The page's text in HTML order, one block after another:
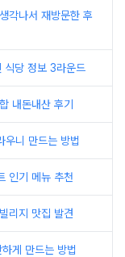
각나서 재방문한 후
식당 정보 3라운드
내돈내산 후기
우니 만드는 방법
인기 메뉴 추천
리지 맛집 발견
게 만드는 방법